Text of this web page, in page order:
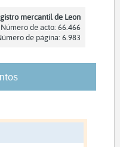
mercantil de Leon
Número de acto: 66.466
de página: 6.983